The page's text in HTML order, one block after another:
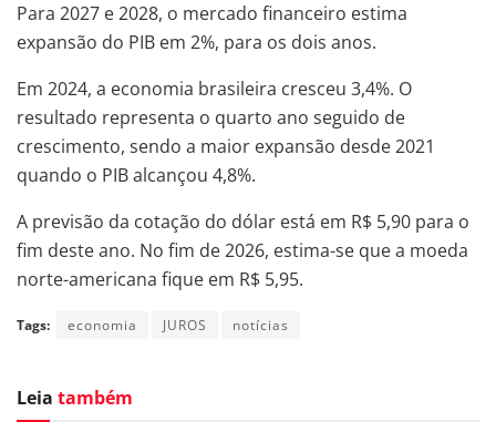
Para 2027 e 2028, o mercado financeiro estima
expansão do PIB em 2%, para os dois anos.
Em 2024, a economia brasileira cresceu 3,4%. O
resultado representa o quarto ano seguido de
crescimento, sendo a maior expansão desde 2021
quando o PIB alcançou 4,8%.
A previsão da cotação do dólar está em R$ 5,90 para o
fim deste ano. No fim de 2026, estima-se que a moeda
norte-americana fique em R$ 5,95.
Tags: economia JUROS notícias
Leia também